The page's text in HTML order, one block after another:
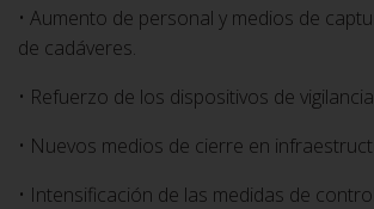
• Aumento de personal y medios de
de cadáveres.
• Refuerzo de los dispositivos de
• Nuevos medios de cierre en
• Intensificación de las medidas de